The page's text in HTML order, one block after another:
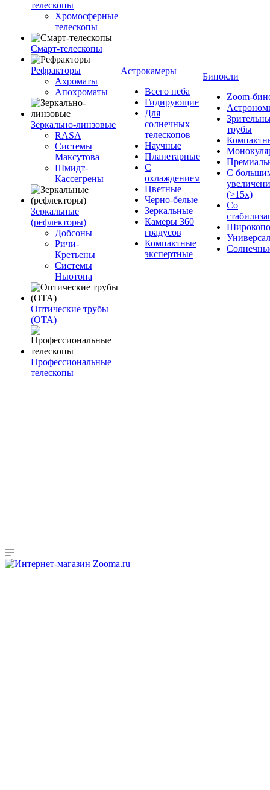
телескопы
Хромосферные
телескопы
Смарт-телескопы
Рефракторы
Ахроматы
Апохроматы
Зеркально-линзовые
RASA
Системы
Максутова
Шмидт-
Кассегрены
Зеркальные
(рефлекторы)
Добсоны
Ричи-
Кретьены
Системы
Ньютона
Оптические трубы
(OTA)
Профессиональные
телескопы
Астрокамеры
Всего неба
Гидирующие
Для
солнечных
телескопов
Научные
Планетарные
С
охлаждением
Цветные
Черно-белые
Зеркальные
Камеры 360
градусов
Компактные
экспертные
Бинокли
Zoom-
трубы
С
(>15x)
Со